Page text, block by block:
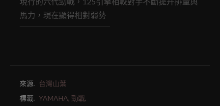
馬力，現在顯得相對弱勢
來源.
台灣山葉
標籤. YAMAHA, 勁戰,